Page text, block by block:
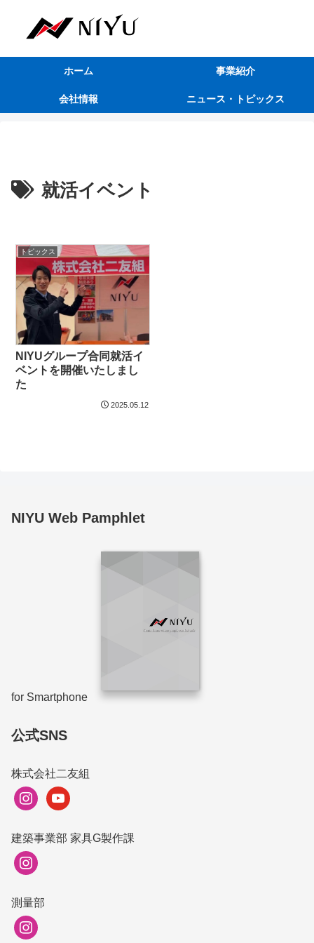
ホーム 事業紹介
会社情報 ニュース・トピックス
就活イベント
トピックス
NIYUグループ合同就活イ
ベントを開催いたしまし
た
2025.05.12
NIYU Web Pamphlet
for Smartphone
公式SNS
株式会社二友組
instagramyoutube
建築事業部 家具G製作課
instagram
測量部
instagram